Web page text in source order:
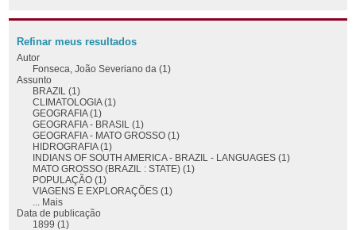
Refinar meus resultados
Autor
Fonseca, João Severiano da (1)
Assunto
BRAZIL (1)
CLIMATOLOGIA (1)
GEOGRAFIA (1)
GEOGRAFIA - BRASIL (1)
GEOGRAFIA - MATO GROSSO (1)
HIDROGRAFIA (1)
INDIANS OF SOUTH AMERICA - BRAZIL - LANGUAGES (1)
MATO GROSSO (BRAZIL : STATE) (1)
POPULAÇÃO (1)
VIAGENS E EXPLORAÇÕES (1)
... Mais
Data de publicação
1899 (1)